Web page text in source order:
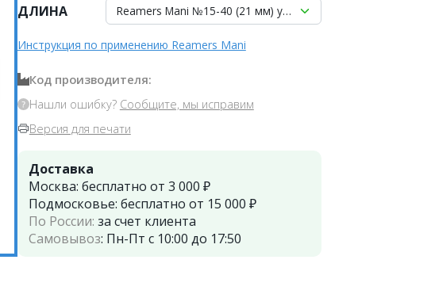
ДЛИНА
Reamers Mani №15-40 (21 мм) упаковка 6 шт.
Инструкция по применению Reamers Mani
Код производителя:
Нашли ошибку? Сообщите, мы исправим
Версия для печати
Доставка
Москва: бесплатно от 3 000 ₽
Подмосковье: бесплатно от 15 000 ₽
По России: за счет клиента
Самовывоз: Пн-Пт с 10:00 до 17:50